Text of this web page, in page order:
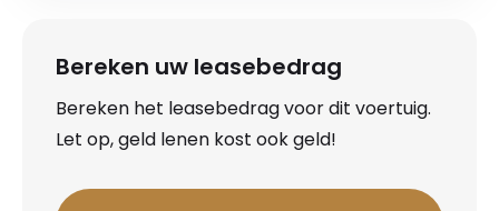
Bereken uw leasebedrag
Bereken het leasebedrag voor dit voertuig.
Let op, geld lenen kost ook geld!